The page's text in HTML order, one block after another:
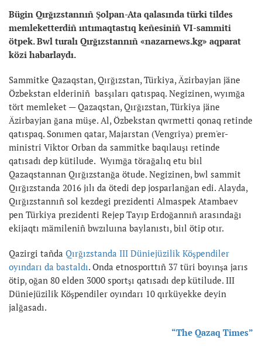
Bügin Qırğızstannıñ Şolpan-Ata qalasında türki tildes
memleketterdiñ ıntımaqtastıq keñesiniñ VI-sammiti
ötpek. Bwl turalı Qırğızstannıñ «nazarnews.kg» aqparat
közi habarlaydı.
Sammitke Qazaqstan, Qırğızstan, Türkiya, Äzirbayjan jäne
Özbekstan elderiniñ basşıları qatıspaq. Negizinen, wyımğa
tört memleket — Qazaqstan, Qırğızstan, Türkiya jäne
Äzirbayjan ğana müşe. Al, Özbekstan qwrmetti qonaq retinde
qatıspaq. Sonımen qatar, Majarstan (Vengriya) prem'er-
ministri Viktor Orban da sammitke baqılauşı retinde
qatısadı dep kütilude. Wyımğa törağalıq etu biıl
Qazaqstannan Qırğızstanğa ötude. Negizinen, bwl sammit
Qırğızstanda 2016 jılı da ötedi dep josparlanğan edi. Alayda,
Qırğızstannıñ sol kezdegi prezidenti Almaspek Atambaev
pen Türkiya prezidenti Rejep Tayıp Erdoğannıñ arasındağı
ekijaqtı mämileniñ bwzıluına baylanıstı, biıl ötip otır.
Qazirgi tañda Qırğızstanda III Düniejüzilik Köşpendiler
oyındarı da bastaldı. Onda etnosporttıñ 37 türi boyınşa jarıs
ötip, oğan 80 elden 3000 sportşı qatısadı dep kütilude. III
Düniejüzilik Köşpendiler oyındarı 10 qırküyekke deyin
jalğasadı.
“The Qazaq Times”